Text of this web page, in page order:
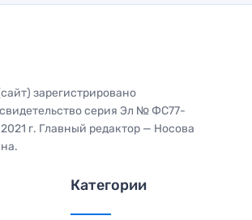
зарегистрировано
серия Эл № ФС77-
г. Главный редактор — Носова
Категории